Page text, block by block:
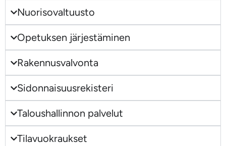
Nuorisovaltuusto
Opetuksen järjestäminen
Rakennusvalvonta
Sidonnaisuusrekisteri
Taloushallinnon palvelut
Tilavuokraukset